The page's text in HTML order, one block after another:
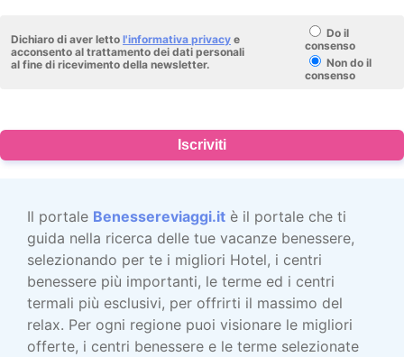
Dichiaro di aver letto l'informativa privacy e
acconsento al trattamento dei dati personali
al fine di ricevimento della newsletter.
Do il
consenso
Non do il
consenso
Iscriviti
Il portale Benessereviaggi.it è il portale che ti
guida nella ricerca delle tue vacanze benessere,
selezionando per te i migliori Hotel, i centri
benessere più importanti, le terme ed i centri
termali più esclusivi, per offrirti il massimo del
relax. Per ogni regione puoi visionare le migliori
offerte, i centri benessere e le terme selezionate